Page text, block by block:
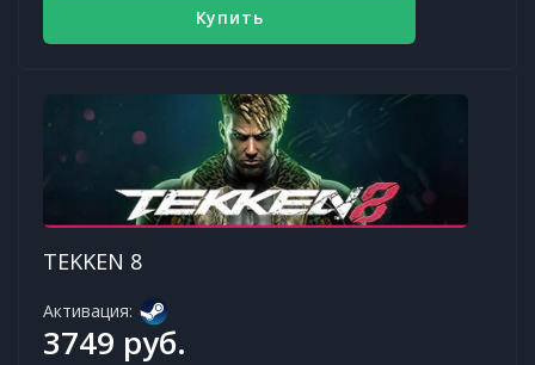
Купить
TEKKEN 8
Активация:
3749 руб.